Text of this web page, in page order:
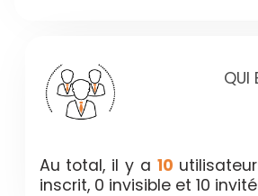
QUI
Au total, il y a 10
inscrit, 0 invisible et 10